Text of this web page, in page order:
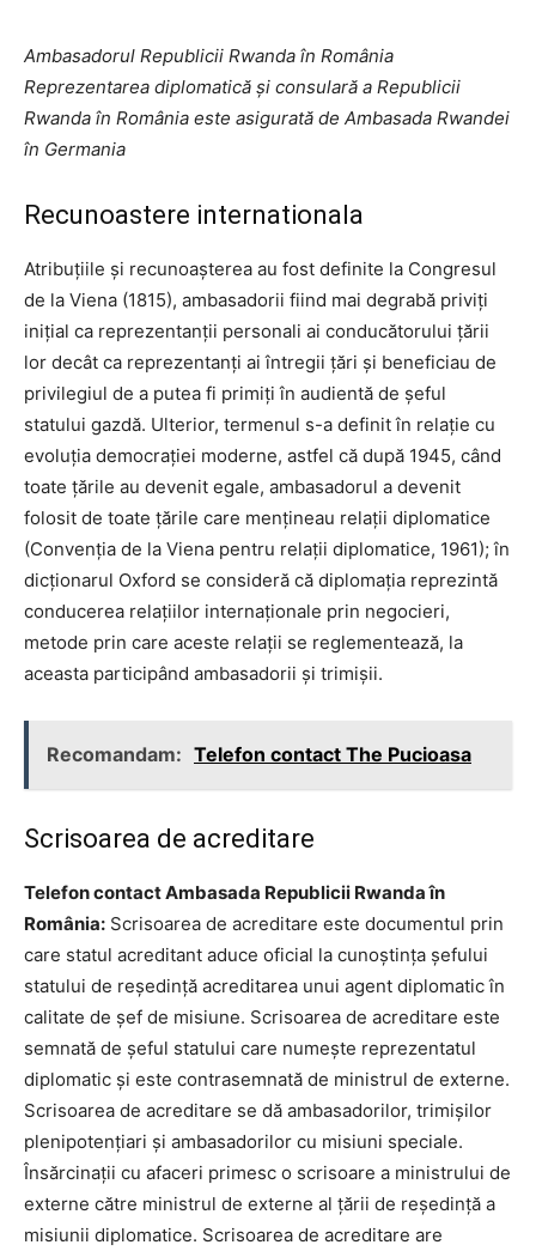
Ambasadorul Republicii Rwanda în România
Reprezentarea diplomatică şi consulară a Republicii
Rwanda în România este asigurată de Ambasada Rwandei
în Germania
Recunoastere internationala
Atribuțiile și recunoașterea au fost definite la Congresul
de la Viena (1815), ambasadorii fiind mai degrabă priviți
inițial ca reprezentanții personali ai conducătorului țării
lor decât ca reprezentanți ai întregii țări și beneficiau de
privilegiul de a putea fi primiți în audientă de șeful
statului gazdă. Ulterior, termenul s-a definit în relație cu
evoluția democrației moderne, astfel că după 1945, când
toate țările au devenit egale, ambasadorul a devenit
folosit de toate țările care mențineau relații diplomatice
(Convenția de la Viena pentru relații diplomatice, 1961); în
dicționarul Oxford se consideră că diplomația reprezintă
conducerea relațiilor internaționale prin negocieri,
metode prin care aceste relații se reglementează, la
aceasta participând ambasadorii și trimișii.
Recomandam: Telefon contact The Pucioasa
Scrisoarea de acreditare
Telefon contact Ambasada Republicii Rwanda în
România: Scrisoarea de acreditare este documentul prin
care statul acreditant aduce oficial la cunoștința șefului
statului de reședință acreditarea unui agent diplomatic în
calitate de șef de misiune. Scrisoarea de acreditare este
semnată de șeful statului care numește reprezentatul
diplomatic și este contrasemnată de ministrul de externe.
Scrisoarea de acreditare se dă ambasadorilor, trimișilor
plenipotențiari și ambasadorilor cu misiuni speciale.
Însărcinații cu afaceri primesc o scrisoare a ministrului de
externe către ministrul de externe al țării de reședință a
misiunii diplomatice. Scrisoarea de acreditare are